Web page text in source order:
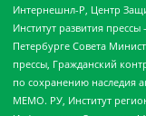
Интернешнл-Р, Центр
Институт развития
Петербурге Совета
прессы, Гражданский
по сохранению наследия
МЕМО. РУ, Институт